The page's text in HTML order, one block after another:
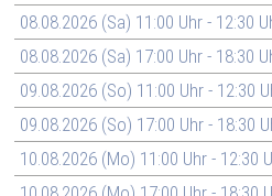
08.08.2026 (Sa) 11:00 Uhr - 12:30
08.08.2026 (Sa) 17:00 Uhr - 18:30
09.08.2026 (So) 11:00 Uhr - 12:30
09.08.2026 (So) 17:00 Uhr - 18:30
10.08.2026 (Mo) 11:00 Uhr - 12:30